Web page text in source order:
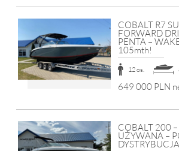
COBALT R7
FORWARD
PENTA –
105mth!
12 os.
649 000 PLN
COBALT 200
UŻYWANA –
DYSTRYBUCJA